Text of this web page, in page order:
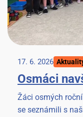
17. 6. 2026
Osmáci
Žáci osmých
se seznámili s